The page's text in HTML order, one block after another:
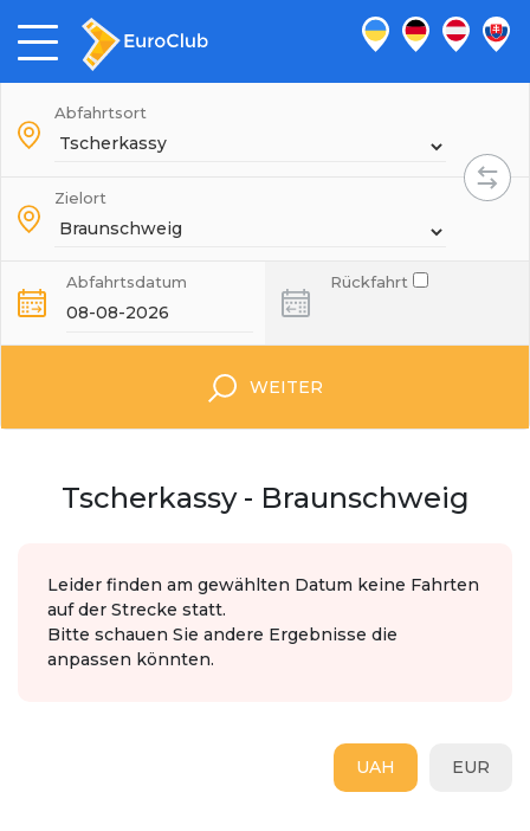
Abfahrtsort
Zielort
Abfahrtsdatum Rückfahrt
WEITER
Tscherkassy - Braunschweig
Leider finden am gewählten Datum keine Fahrten
auf der Strecke statt.
Bitte schauen Sie andere Ergebnisse die
anpassen könnten.
EUR
UAH